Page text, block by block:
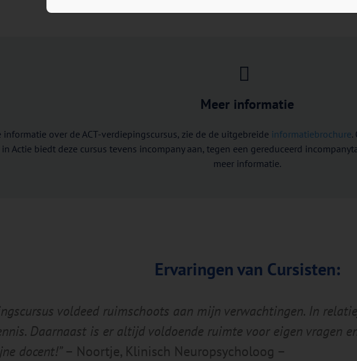
Meer informatie
over de ACT-verdiepingscursus, zie de de uitgebreide informatiebrochure.
in Actie biedt deze cursus tevens incompany aan, tegen een gereduceerd
meer informatie.
Ervaringen van Cursisten:
voldeed ruimschoots aan mijn verwachtingen. In
Daarnaast is er altijd voldoende ruimte voor eigen vragen
docent!”– Noortje, Klinisch Neuropsycholoog –